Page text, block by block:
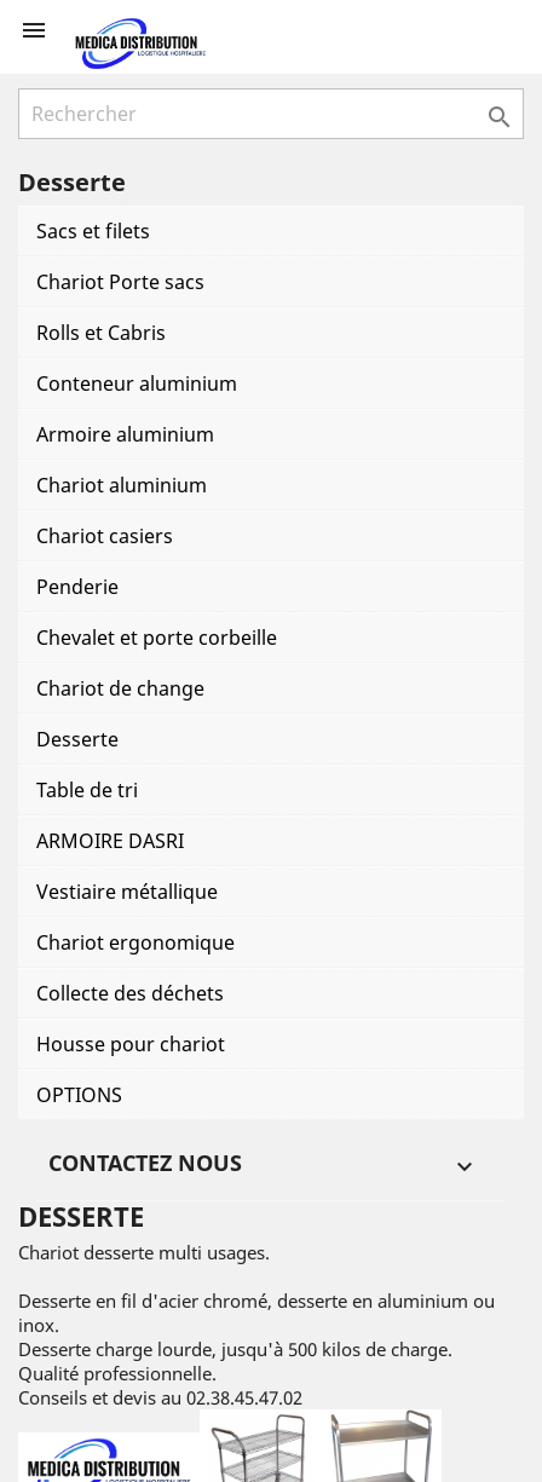


Desserte
Sacs et filets
Chariot Porte sacs
Rolls et Cabris
Conteneur aluminium
Armoire aluminium
Chariot aluminium
Chariot casiers
Penderie
Chevalet et porte corbeille
Chariot de change
Desserte
Table de tri
ARMOIRE DASRI
Vestiaire métallique
Chariot ergonomique
Collecte des déchets
Housse pour chariot
OPTIONS
CONTACTEZ NOUS 
DESSERTE
Chariot desserte multi usages.
Desserte en fil d'acier chromé, desserte en aluminium ou
inox.
Desserte charge lourde, jusqu'à 500 kilos de charge.
Qualité professionnelle.
Conseils et devis au 02.38.45.47.02